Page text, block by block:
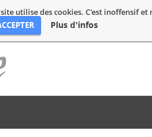
site utilise des cookies. C'est inoffensif
Plus d'infos